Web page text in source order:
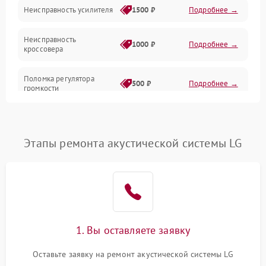
Неисправность усилителя 1500 ₽ Подробнее →
Неисправность
кроссовера
1000 ₽ Подробнее →
Поломка регулятора
громкости
500 ₽ Подробнее →
1000 ₽
Повреждение системы
1000 ₽ Подробнее →
Этапы ремонта акустической системы LG
1. Вы оставляете заявку
Оставьте заявку на ремонт акустической системы LG